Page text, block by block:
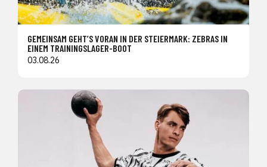
GEMEINSAM GEHT’S VORAN IN DER STEIERMARK: ZEBRAS IN
EINEM TRAININGSLAGER-BOOT
03.08.26